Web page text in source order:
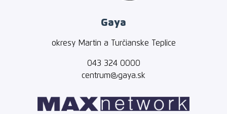
Gaya
okresy Martin a Turčianske Teplice
043 324 0000
centrum@gaya.sk